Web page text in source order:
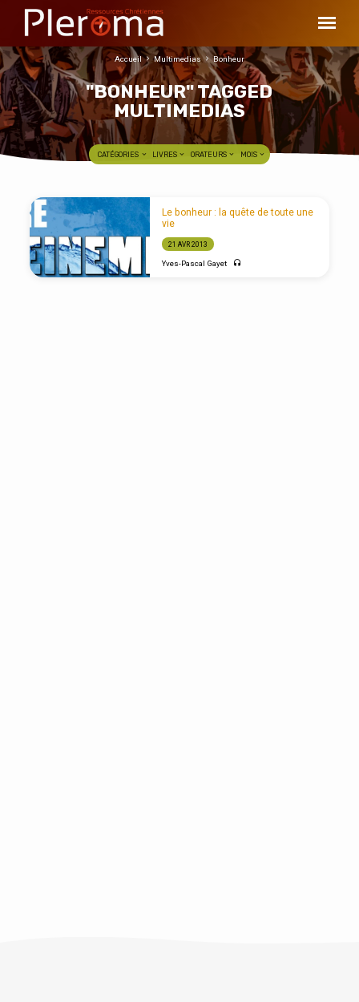
"BONHEUR" TAGGED
MULTIMEDIAS
Accueil Multimedias Bonheur
CATÉGORIES LIVRES ORATEURS MOIS
"BONHEUR"
TAGGED
MULTIMEDIAS
Le bonheur : la quête de toute une
vie
21 AVR 2013
Yves-Pascal Gayet